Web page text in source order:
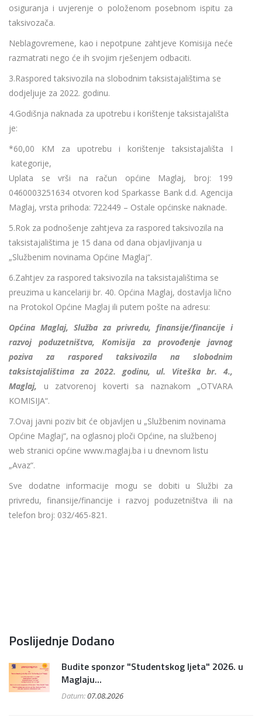
osiguranja i uvjerenje o položenom posebnom ispitu za
taksivozača.
Neblagovremene, kao i nepotpune zahtjeve Komisija neće
razmatrati nego će ih svojim rješenjem odbaciti.
3.Raspored taksivozila na slobodnim taksistajalištima se
dodjeljuje za 2022. godinu.
4.Godišnja naknada za upotrebu i korištenje taksistajališta
je:
*60,00 KM za upotrebu i korištenje taksistajališta I
kategorije,
Uplata se vrši na račun općine Maglaj, broj: 199
0460003251634 otvoren kod Sparkasse Bank d.d. Agencija
Maglaj, vrsta prihoda: 722449 – Ostale općinske naknade.
5.Rok za podnošenje zahtjeva za raspored taksivozila na
taksistajalištima je 15 dana od dana objavljivanja u
„Službenim novinama Općine Maglaj“.
6.Zahtjev za raspored taksivozila na taksistajalištima se
preuzima u kancelariji br. 40. Općina Maglaj, dostavlja lično
na Protokol Općine Maglaj ili putem pošte na adresu:
Općina Maglaj, Služba za privredu, finansije/financije i
razvoj poduzetništva, Komisija za provođenje javnog
poziva za raspored taksivozila na slobodnim
taksistajalištima za 2022. godinu, ul. Viteška br. 4.,
Maglaj, u zatvorenoj koverti sa naznakom „OTVARA
KOMISIJA“.
7.Ovaj javni poziv bit će objavljen u „Službenim novinama
Općine Maglaj“, na oglasnoj ploči Općine, na službenoj
web stranici općine www.maglaj.ba i u dnevnom listu
„Avaz“.
Sve dodatne informacije mogu se dobiti u Službi za
privredu, finansije/financije i razvoj poduzetništva ili na
telefon broj: 032/465-821.
Poslijednje Dodano
Budite sponzor "Studentskog ljeta" 2026. u
Maglaju...
Datum:07.08.2026